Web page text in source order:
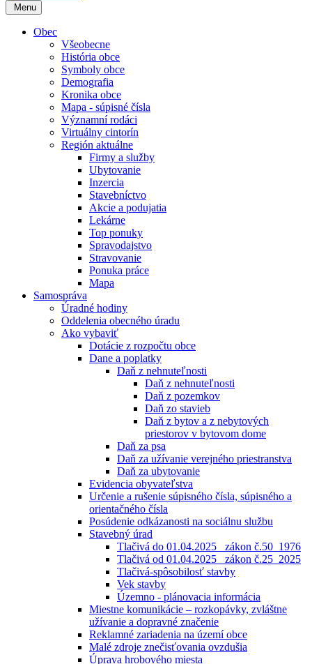
Menu
Obec
Všeobecne
História obce
Symboly obce
Demografia
Kronika obce
Mapa - súpisné čísla
Významní rodáci
Virtuálny cintorín
Región aktuálne
Firmy a služby
Ubytovanie
Inzercia
Stavebníctvo
Akcie a podujatia
Lekárne
Top ponuky
Spravodajstvo
Stravovanie
Ponuka práce
Mapa
Samospráva
Úradné hodiny
Oddelenia obecného úradu
Ako vybaviť
Dotácie z rozpočtu obce
Dane a poplatky
Daň z nehnuteľnosti
Daň z nehnuteľnosti
Daň z pozemkov
Daň zo stavieb
Daň z bytov a z nebytových
priestorov v bytovom dome
Daň za psa
Daň za užívanie verejného priestranstva
Daň za ubytovanie
Evidencia obyvateľstva
Určenie a rušenie súpisného čísla, súpisného a
orientačného čísla
Posúdenie odkázanosti na sociálnu službu
Stavebný úrad
Tlačivá do 01.04.2025_ zákon č.50_1976
Tlačivá od 01.04.2025_ zákon č.25_2025
Tlačivá-spôsobilosť stavby
Vek stavby
Územno - plánovacia informácia
Miestne komunikácie – rozkopávky, zvláštne
užívanie a dopravné značenie
Reklamné zariadenia na území obce
Malé zdroje znečisťovania ovzdušia
Úprava hrobového miesta